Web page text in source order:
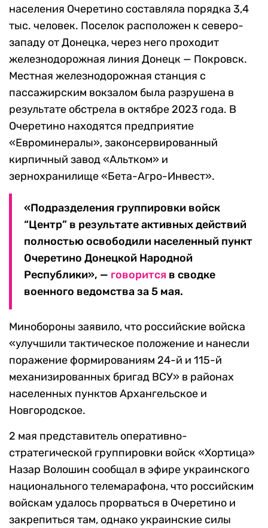
населения Очеретино составляла порядка 3,4
тыс. человек. Поселок расположен к северо-
западу от Донецка, через него проходит
железнодорожная линия Донецк — Покровск.
Местная железнодорожная станция с
пассажирским вокзалом была разрушена в
результате обстрела в октябре 2023 года. В
Очеретино находятся предприятие
«Евроминералы», законсервированный
кирпичный завод «Альтком» и
зернохранилище «Бета-Агро-Инвест».
«Подразделения группировки войск
“Центр” в результате активных действий
полностью освободили населенный пункт
Очеретино Донецкой Народной
Республики», — говорится в сводке
военного ведомства за 5 мая.
Минобороны заявило, что российские войска
«улучшили тактическое положение и нанесли
поражение формированиям 24-й и 115-й
механизированных бригад ВСУ» в районах
населенных пунктов Архангельское и
Новгородское.
2 мая представитель оперативно-
стратегической группировки войск «Хортица»
Назар Волошин сообщал в эфире украинского
национального телемарафона, что российским
войскам удалось прорваться в Очеретино и
закрепиться там, однако украинские силы